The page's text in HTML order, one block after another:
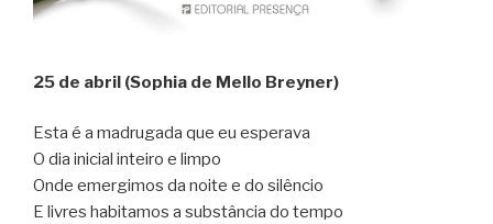
25 de abril (Sophia de Mello Breyner)
Esta é a madrugada que eu esperava
O dia inicial inteiro e limpo
Onde emergimos da noite e do silêncio
E livres habitamos a substância do tempo